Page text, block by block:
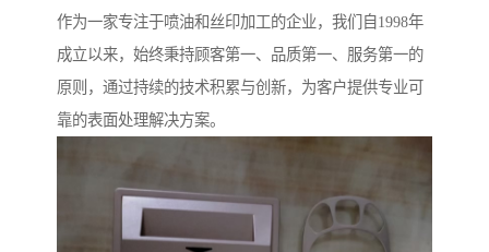
作为一家专注于喷油和丝印加工的企业，我们自1998年
成立以来，始终秉持顾客第一、品质第一、服务第一的
原则，通过持续的技术积累与创新，为客户提供专业可
靠的表面处理解决方案。